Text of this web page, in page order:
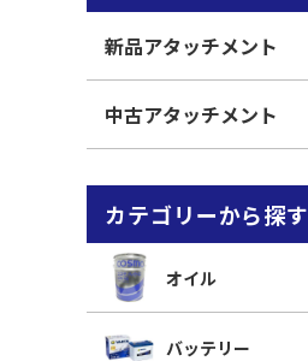
新品アタッチメント
中古アタッチメント
カテゴリーから探す
オイル
バッテリー